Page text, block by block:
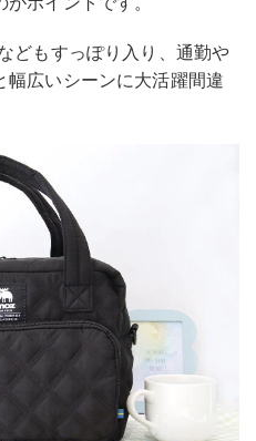
どもすっぽり入り、通勤や
幅広いシーンに大活躍間違